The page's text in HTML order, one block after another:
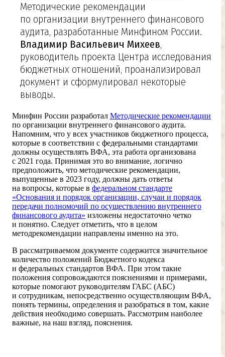
Методические рекомендации
по организации внутреннего финансового
аудита, разработанные Минфином России.
Владимир Васильевич Михеев,
руководитель проекта Центра исследования
бюджетных отношений, проанализировал
документ и сформулировал некоторые
выводы.
Минфин России разработал Методические рекомендации
по организации внутреннего финансового аудита.
Напомним, что у всех участников бюджетного процесса,
которые в соответствии с федеральными стандартами
должны осуществлять ВФА, эта работа организована
с 2021 года. Принимая это во внимание, логично
предположить, что методические рекомендации,
выпущенные в 2023 году, должны дать ответы
на вопросы, которые в федеральном стандарте
«Основания и порядок организации, случаи и порядок
передачи полномочий по осуществлению внутреннего
финансового аудита» изложены недостаточно четко
и понятно. Следует отметить, что в целом
методрекомендации направлены именно на это.
В рассматриваемом документе содержится значительное
количество положений Бюджетного кодекса
и федеральных стандартов ВФА. При этом такие
положения сопровождаются пояснениями и примерами,
которые помогают руководителям ГАБС (АБС)
и сотрудникам, непосредственно осуществляющим ВФА,
понять термины, определения и разобраться в том, какие
действия необходимо совершать. Рассмотрим наиболее
важные, на наш взгляд, пояснения.